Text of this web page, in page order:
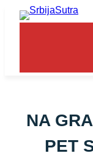
Skoči
NA
PET